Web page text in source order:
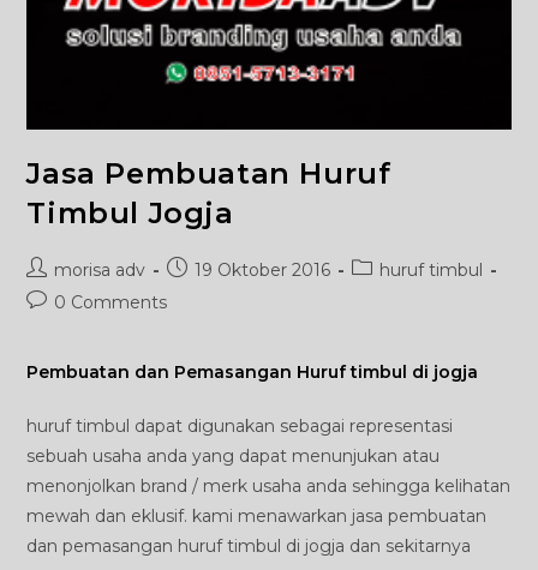
Jasa Pembuatan Huruf
Timbul Jogja
Post
author:
morisa adv
Post19 Oktober 2016
Posthuruf timbul
Post0 Comments
Pembuatan dan Pemasangan Huruf timbul di jogja
huruf timbul dapat digunakan sebagai representasi
sebuah usaha anda yang dapat menunjukan atau
menonjolkan brand / merk usaha anda sehingga kelihatan
mewah dan eklusif. kami menawarkan jasa pembuatan
dan pemasangan huruf timbul di jogja dan sekitarnya